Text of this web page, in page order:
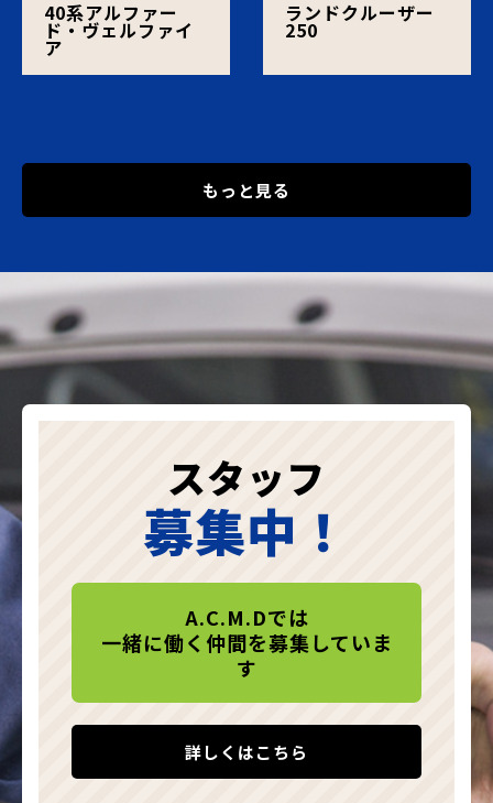
40系アルファー
ド・ヴェルファイ
ア
ランドクルーザー
250
もっと見る
スタッフ
募集中！
A.C.M.Dでは
一緒に働く仲間を募集していま
す
詳しくはこちら